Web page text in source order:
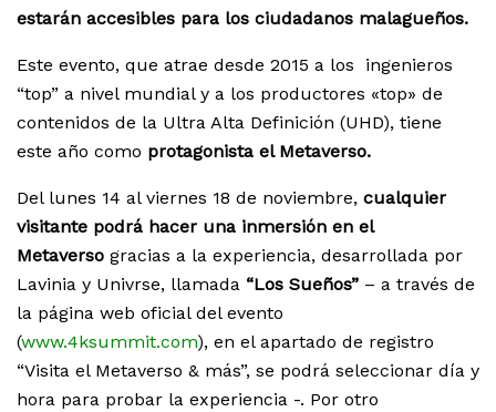
estarán accesibles para los ciudadanos malagueños.
Este evento, que atrae desde 2015 a los ingenieros
“top” a nivel mundial y a los productores «top» de
contenidos de la Ultra Alta Definición (UHD), tiene
este año como protagonista el Metaverso.
Del lunes 14 al viernes 18 de noviembre, cualquier
visitante podrá hacer una inmersión en el
Metaverso gracias a la experiencia, desarrollada por
Lavinia y Univrse, llamada “Los Sueños” – a través de
la página web oficial del evento
(www.4ksummit.com), en el apartado de registro
“Visita el Metaverso & más”, se podrá seleccionar día y
hora para probar la experiencia -. Por otro